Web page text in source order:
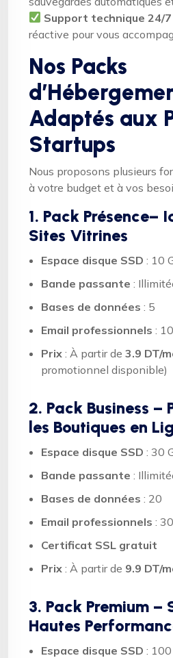
Support technique 24/7
réactive pour vous
Nos Packs
Adaptés aux
Startups
Nous proposons plusieurs
à votre budget et à vos
1. Pack Présence–
Sites Vitrines
Espace disque SSD : 10
Bande passante :
Bases de données : 5
Email professionnels :
Prix : À partir de 3.9 DT/
promotionnel disponible)
2. Pack Business
les Boutiques en
Espace disque SSD : 30
Bande passante :
Bases de données : 20
Email professionnels :
Certificat SSL gratuit
Prix : À partir de 9.9 DT/
3. Pack Premium –
Hautes
Espace disque SSD : 100